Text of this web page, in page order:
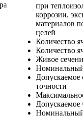
при
коррозии,
материалов
целей
Количество
Количество
Живое
Номинальный
Допускаемое
точности
Допускаемое